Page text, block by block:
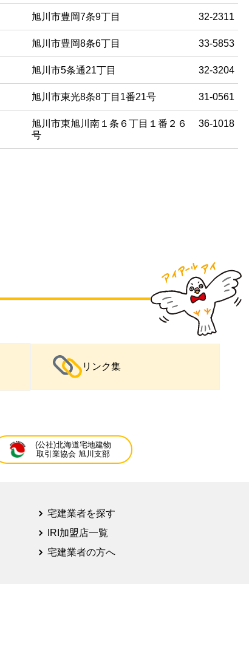
旭川市豊岡7条9丁目 32-2311
旭川市豊岡8条6丁目 33-5853
旭川市5条通21丁目 32-3204
旭川市東光8条8丁目1番21号 31-0561
旭川市東旭川南１条６丁目１番２６
号
36-1018
リンク集
(公社)北海道宅地建物
取引業協会 旭川支部
宅建業者を探す
IRI加盟店一覧
宅建業者の方へ